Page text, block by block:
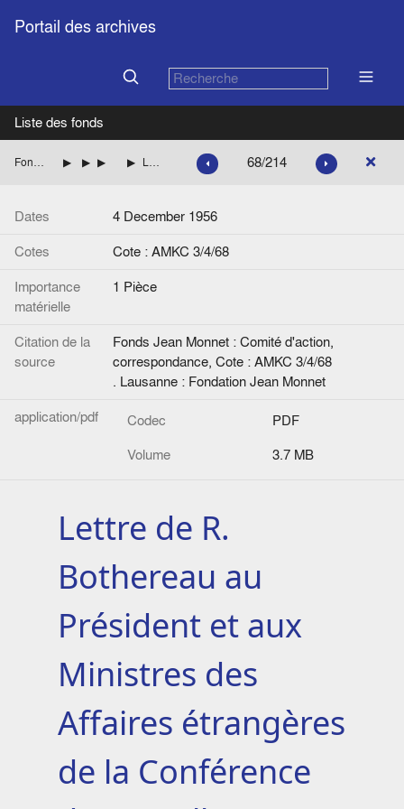
Portail des archives
Liste des fonds
Fonds Jean Monnet : Comité d'action, correspondance ALLEMAGNE
FRANCEBOTHEREAU Robert (CGI-FO)
Lettre de R. Bothereau au Président et aux Ministres des Affaires étrangères de la Conférence de Bruxelles. Annexe de AMK 3/4/67. 68/214
Dates
4 December 1956
Cotes
Cote : AMKC 3/4/68
Importance
matérielle
1 Pièce
Citation de la
source
Fonds Jean Monnet : Comité d'action,
correspondance, Cote : AMKC 3/4/68
. Lausanne : Fondation Jean Monnet
application/pdf
Codec
PDF
Volume
3.7 MB
Lettre de R.
Bothereau au
Président et aux
Ministres des
Affaires étrangères
de la Conférence